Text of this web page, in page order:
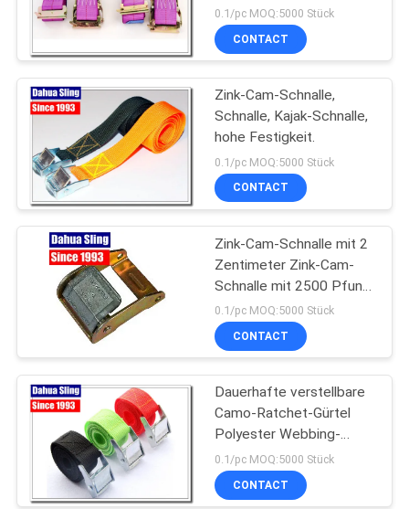
Strips mit E-Track-
Fittings
0.1/pc MOQ:5000 Stück
CONTACT
Zink-Cam-Schnalle,
Schnalle, Kajak-Schnalle,
hohe Festigkeit.
0.1/pc MOQ:5000 Stück
CONTACT
Zink-Cam-Schnalle mit 2
Zentimeter Zink-Cam-
Schnalle mit 2500 Pfund
Bruchfestigkeit.
0.1/pc MOQ:5000 Stück
CONTACT
Dauerhafte verstellbare
Camo-Ratchet-Gürtel
Polyester Webbing-
Gürtel Hitzebeständigkeit
0.1/pc MOQ:5000 Stück
CONTACT